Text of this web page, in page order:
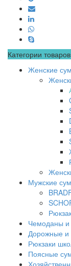
Категории товаров
Женские
Мужские
Чемоданы и
Дорожные и
Рюкзаки
Поясные